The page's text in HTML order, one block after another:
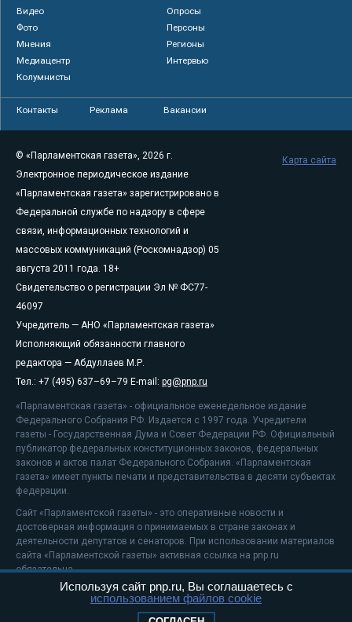
Видео
Опросы
Фото
Персоны
Мнения
Регионы
Медиацентр
Интервью
Колумнисты
Контакты Реклама Вакансии
© «Парламентская газета», 2026 г.
Электронное периодическое издание
«Парламентская газета» зарегистрировано в
Федеральной службе по надзору в сфере
связи, информационных технологий и
массовых коммуникаций (Роскомнадзор) 05
августа 2011 года. 18+
Свидетельство о регистрации Эл № ФС77-
46097
Учредитель — АНО «Парламентская газета»
Исполняющий обязанности главного
редактора — Абдуллаев М.Р.
Тел.: +7 (495) 637–69–79 E-mail: pg@pnp.ru
«Парламентская газета» - официальное еженедельное издание
Федерального Собрания РФ. Издается с 1997 года. Учредители
газеты - Государственная Дума и Совет Федерации РФ. Официальный
публикатор федеральных конституционных законов, федеральных
законов и актов палат Федерального Собрания. «Парламентская
газета» имеет пункты печати и представительства в десяти субъектах
федерации.
Сайт «Парламентской газеты» - это оперативные новости и
достоверная информация о принимаемых в стране законах и
деятельности депутатов и сенаторов. При использовании материалов
сайта «Парламентской газеты» активная ссылка на pnp.ru
обязательна.
На информационном ресурсе применяютсярекомендательные
Положение о защите персональных данных
Карта сайта
Используя сайт pnp.ru, Вы соглашаетесь с
использованием файлов cookie